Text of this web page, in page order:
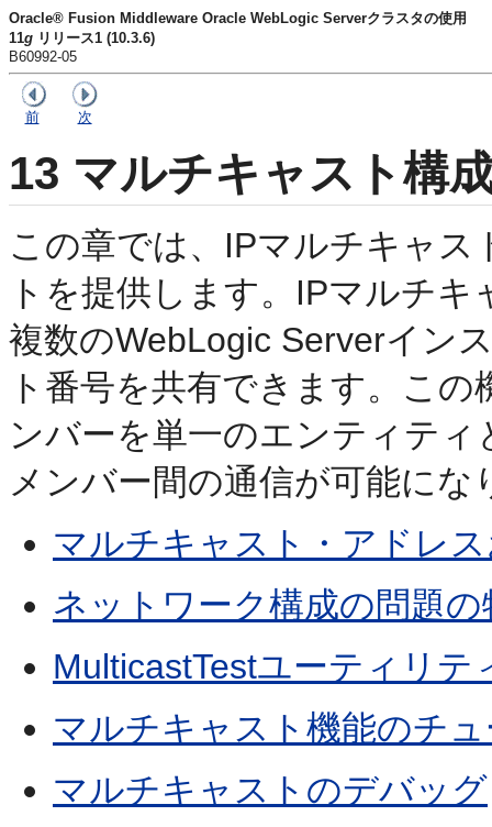
Oracle® Fusion Middleware Oracle WebLogic Serverクラスタの使用
11g リリース1 (10.3.6)
B60992-05
前 次
13 マルチキャスト構
この章では、IPマルチキャ
トを提供します。IPマルチ
複数のWebLogic Serverイン
ト番号を共有できます。こ
ンバーを単一のエンティテ
メンバー間の通信が可能にな
マルチキャスト・アドレ
ネットワーク構成の問題の
MulticastTestユーティリテ
マルチキャスト機能のチ
マルチキャストのデバッグ